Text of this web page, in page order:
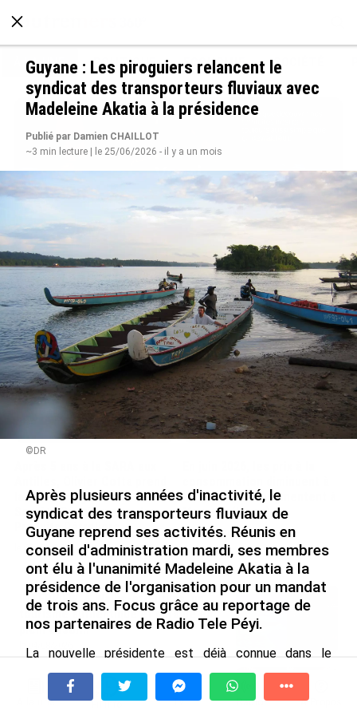
À LA UNE POLITIQUE ECONOMIE SOCIÉTÉ
Avec VEENI, le Guadeloupéen Yanis Foy entend
participer au développement touristique des
Outre-mer
le 06/08/2026
la direction générale de la
Société Réunionnaise des
Produits Pétroliers
le 05/08/2026
La Réunion et augmentent à
Mayotte (Insee)
le 04/08/2026
INTERVIEW. À Wallis-et-Futuna, un
tourisme authentique et durable en
plein essor...
le 04/08/2026
Prix à la consommation en juin 2026 :
progression en Guadeloupe, recul en
À la une Tv Radio A Propos
Guyane : Les piroguiers relancent le
syndicat des transporteurs fluviaux avec
Madeleine Akatia à la présidence
Publié par Damien CHAILLOT
~3 min lecture | le 25/06/2026 - il y a un mois
©DR
Après plusieurs années d'inactivité, le
syndicat des transporteurs fluviaux de
Guyane reprend ses activités. Réunis en
conseil d'administration mardi, ses membres
ont élu à l'unanimité Madeleine Akatia à la
présidence de l'organisation pour un mandat
de trois ans. Focus grâce au reportage de
nos partenaires de Radio Tele Péyi.
La nouvelle présidente est déjà connue dans le
fluvial à Apatou depuis 2011 et assurait jusqu'à
présent la coordination du collectif des transports